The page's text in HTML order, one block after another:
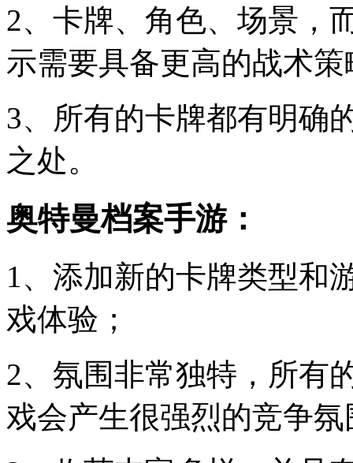
2、卡牌、角色、场景，
示需要具备更高的战术
3、所有的卡牌都有明确
之处。
奥特曼档案手游：
1、添加新的卡牌类型和
戏体验；
2、氛围非常独特，所有
戏会产生很强烈的竞争氛